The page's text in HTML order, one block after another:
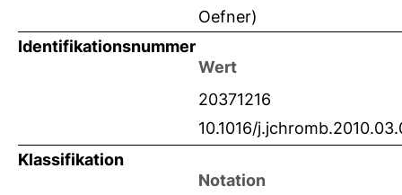
Oefner)
Identifikationsnummer
Wert
20371216
10.1016/
Klassifikation
Notation